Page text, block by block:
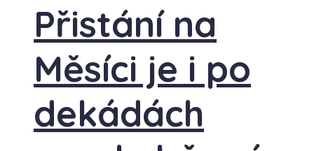
Přistání na
Měsíci je i po
dekádách